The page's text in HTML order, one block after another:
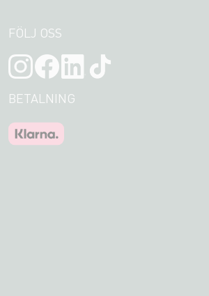
FÖLJ OSS
BETALNING